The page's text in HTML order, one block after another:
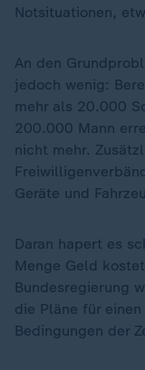
Notsituationen,
An den
jedoch wenig:
mehr als 20.000
200.000 Mann
nicht mehr.
Geräte und
Daran hapert es
Menge Geld
Bundesregierung
die Pläne für
Bedingungen der